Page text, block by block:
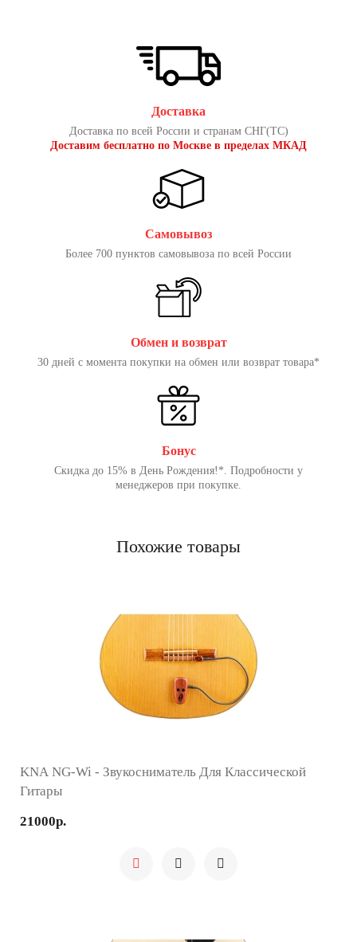
Доставка
Доставка по всей России и странам СНГ(ТС)
Доставим бесплатно по Москве в пределах МКАД
Самовывоз
Более 700 пунктов самовывоза по всей России
Обмен и возврат
30 дней с момента покупки на обмен или возврат товара*
Бонус
Скидка до 15% в День Рождения!*. Подробности у
менеджеров при покупке.
Похожие товары
KNA NG-Wi - Звукосниматель Для Классической
Гитары
21000р.